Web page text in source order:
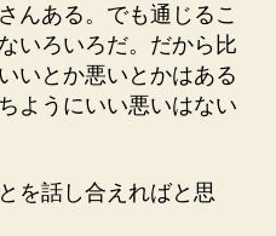
んある。でも通じるこ
いろいろだ。だから比
いとか悪いとかはある
ようにいい悪いはない
を話し合えればと思